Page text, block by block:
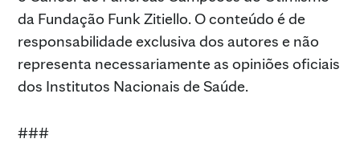
da Fundação Funk Zitiello. O conteúdo é de
responsabilidade exclusiva dos autores e não
representa necessariamente as opiniões oficiais
dos Institutos Nacionais de Saúde.
###